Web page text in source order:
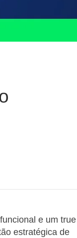
e um true
estratégica de